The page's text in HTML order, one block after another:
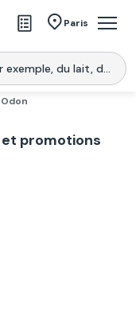
Paris
l'application
promotions